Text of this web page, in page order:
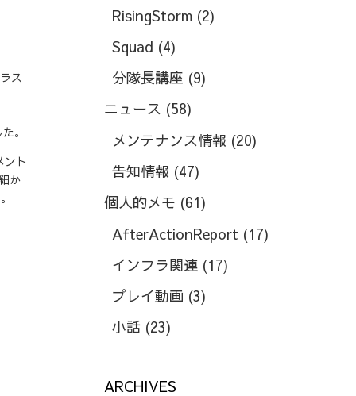
ス
。
ント
か
RisingStorm (2)
Squad (4)
分隊長講座 (9)
ニュース (58)
メンテナンス情報 (20)
告知情報 (47)
個人的メモ (61)
AfterActionReport (17)
インフラ関連 (17)
プレイ動画 (3)
小話 (23)
ARCHIVES